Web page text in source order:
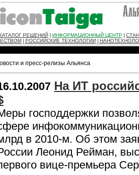
РЕШЕНИЙ ИНФОРМАЦИОННЫЙ ЦЕНТР
РОССИЙСКИЕ ТЕХНОЛОГИИ
и пресс-релизы Альянса
На ИТ
господдержки
в 2010-м. Об этом
Леонид Рейман,
вице-премьера